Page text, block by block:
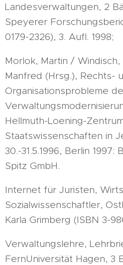
Landesverwaltungen, 2
Speyerer
0179-2326), 3. Aufl. 1998;
Morlok, Martin /
Manfred (Hrsg.), Rechts-
Organisationsprobleme
Hellmuth-Loening-
Staatswissenschaften in
30.-31.5.1996, Berlin 1997:
Spitz GmbH.
Internet für Juristen,
Sozialwissenschaftler,
Karla Grimberg (ISBN 3-
Verwaltungslehre,
FernUniversität Hagen, 3